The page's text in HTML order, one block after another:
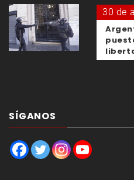
30 de
SÍGANOS